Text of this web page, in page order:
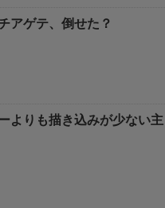
アゲテ、倒せた？
よりも描き込みが少ない主